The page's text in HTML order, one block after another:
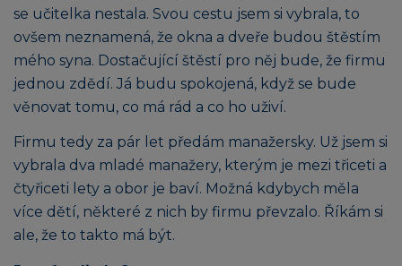
se učitelka nestala. Svou cestu jsem si vybrala, to
ovšem neznamená, že okna a dveře budou štěstím
mého syna. Dostačující štěstí pro něj bude, že firmu
jednou zdědí. Já budu spokojená, když se bude
věnovat tomu, co má rád a co ho uživí.
Firmu tedy za pár let předám manažersky. Už jsem si
vybrala dva mladé manažery, kterým je mezi třiceti a
čtyřiceti lety a obor je baví. Možná kdybych měla
více dětí, některé z nich by firmu převzalo. Říkám si
ale, že to takto má být.